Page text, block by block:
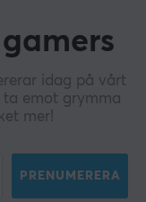
idag på vårt
ta emot grymma
mer!
PRENUMERERA